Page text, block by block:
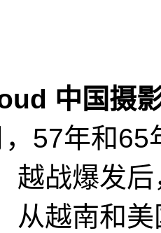
中国摄
57年和
越战爆发
从越南和